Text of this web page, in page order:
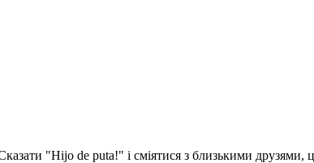
"Hijo de puta!" і сміятися з близькими друзями,